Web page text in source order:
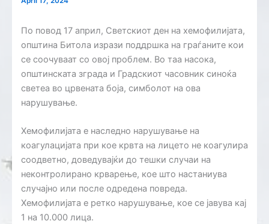
По повод 17 април, Светскиот ден на хемофилијата,
општина Битола изрази поддршка на граѓаните кои
се соочуваат со овој проблем. Во таа насока,
општинската зграда и Градскиот часовник синоќа
светеа во црвената боја, симболот на ова
нарушување.
Хемофилијата е наследно нарушување на
коагулацијата при кое крвта на лицето не коагулира
соодветно, доведувајќи до тешки случаи на
неконтролирано крварење, кое што настаниува
случајно или после одредена повреда.
Хемофилијата е ретко нарушување, кое се јавува кај
1 на 10.000 лица.